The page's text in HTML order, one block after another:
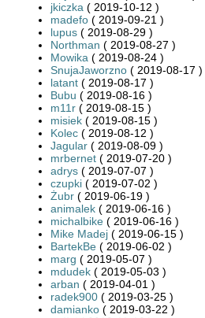
jkiczka ( 2019-10-12 )
madefo ( 2019-09-21 )
lupus ( 2019-08-29 )
Northman ( 2019-08-27 )
Mowika ( 2019-08-24 )
SnujaJaworzno ( 2019-08-17 )
latant ( 2019-08-17 )
Bubu ( 2019-08-16 )
m11r ( 2019-08-15 )
misiek ( 2019-08-15 )
Kolec ( 2019-08-12 )
Jagular ( 2019-08-09 )
mrbernet ( 2019-07-20 )
adrys ( 2019-07-07 )
czupki ( 2019-07-02 )
Żubr ( 2019-06-19 )
animalek ( 2019-06-16 )
michalbike ( 2019-06-16 )
Mike Madej ( 2019-06-15 )
BartekBe ( 2019-06-02 )
marg ( 2019-05-07 )
mdudek ( 2019-05-03 )
arban ( 2019-04-01 )
radek900 ( 2019-03-25 )
damianko ( 2019-03-22 )